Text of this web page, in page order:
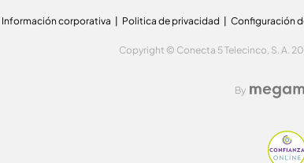
Información corporativa Politica de privacidad Configuración
Copyright © Conecta 5 Telecinco, S. A.
By